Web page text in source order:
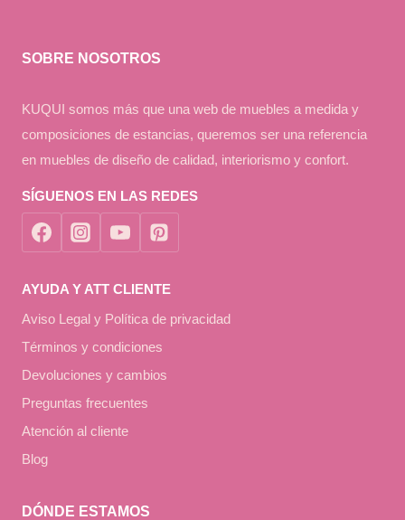
SOBRE NOSOTROS
KUQUI somos más que una web de muebles a medida y
composiciones de estancias, queremos ser una referencia
en muebles de diseño de calidad, interiorismo y confort.
SÍGUENOS EN LAS REDES
AYUDA Y ATT CLIENTE
Aviso Legal y Política de privacidad
Términos y condiciones
Devoluciones y cambios
Preguntas frecuentes
Atención al cliente
Blog
DÓNDE ESTAMOS